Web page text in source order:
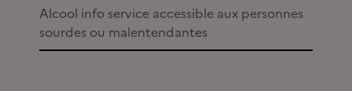
Alcool info service accessible aux personnes
sourdes ou malentendantes